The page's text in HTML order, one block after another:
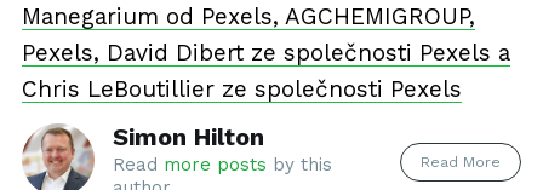
Manegarium od Pexels, AGCHEMIGROUP,
Pexels, David Dibert ze společnosti Pexels a
Chris LeBoutillier ze společnosti Pexels
Simon Hilton
Read more posts by this
Read More